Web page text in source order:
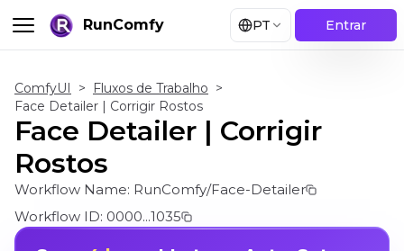
RunComfy PT Entrar
ComfyUI > Fluxos de Trabalho >
Face Detailer | Corrigir Rostos
Face Detailer | Corrigir
Rostos
Workflow Name: RunComfy/Face-Detailer
Workflow ID: 0000...1035